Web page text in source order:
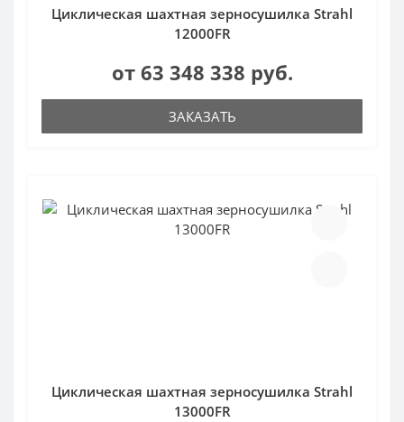
Циклическая шахтная зерносушилка Strahl
12000FR
от 63 348 338 руб.
ЗАКАЗАТЬ
Циклическая шахтная зерносушилка Strahl
13000FR